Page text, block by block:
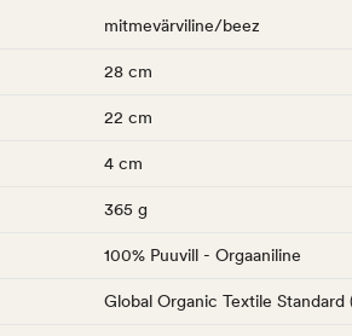
mitmevärviline/beez
28 cm
22 cm
4 cm
365 g
100% Puuvill - Orgaaniline
Global Organic Textile Standard